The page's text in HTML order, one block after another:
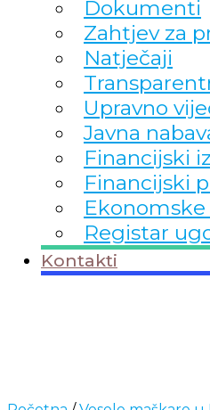
Dokumenti
Zahtjev za
Natječaji
Upravno
Javna
Financijski
Financijski
Registar
Kontakti